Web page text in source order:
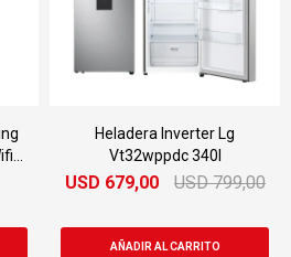
Heladera Inverter Lg
Vt32wppdc 340l
USD 679,00 USD 799,00